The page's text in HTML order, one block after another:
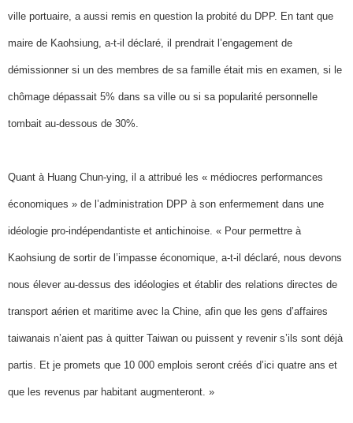
ville portuaire, a aussi remis en question la probité du DPP. En tant que
maire de Kaohsiung, a-t-il déclaré, il prendrait l’engagement de
démissionner si un des membres de sa famille était mis en examen, si le
chômage dépassait 5% dans sa ville ou si sa popularité personnelle
tombait au-dessous de 30%.
Quant à Huang Chun-ying, il a attribué les « médiocres performances
économiques » de l’administration DPP à son enfermement dans une
idéologie pro-indépendantiste et antichinoise. « Pour permettre à
Kaohsiung de sortir de l’impasse économique, a-t-il déclaré, nous devons
nous élever au-dessus des idéologies et établir des relations directes de
transport aérien et maritime avec la Chine, afin que les gens d’affaires
taiwanais n’aient pas à quitter Taiwan ou puissent y revenir s’ils sont déjà
partis. Et je promets que 10 000 emplois seront créés d’ici quatre ans et
que les revenus par habitant augmenteront. »